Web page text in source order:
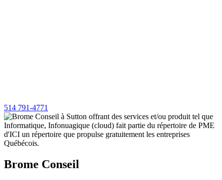
514 791-4771
Brome Conseil